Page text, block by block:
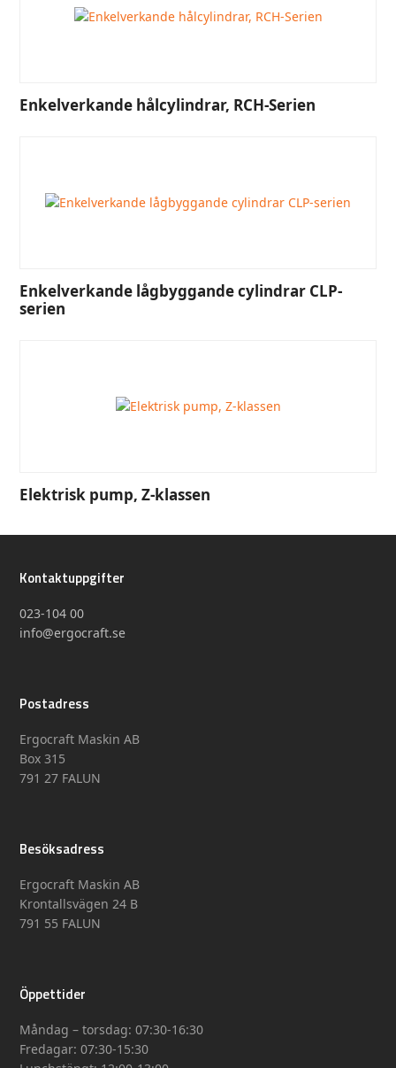
Enkelverkande hålcylindrar, RCH-Serien
Enkelverkande lågbyggande cylindrar CLP-
serien
Elektrisk pump, Z-klassen
Kontaktuppgifter
023-104 00
info@ergocraft.se
Postadress
Ergocraft Maskin AB
Box 315
791 27 FALUN
Besöksadress
Ergocraft Maskin AB
Krontallsvägen 24 B
791 55 FALUN
Öppettider
Måndag – torsdag: 07:30-16:30
Fredagar: 07:30-15:30